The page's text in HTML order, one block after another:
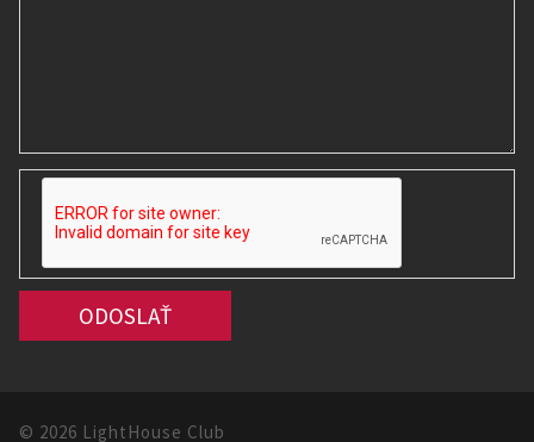
© 2026 LightHouse Club